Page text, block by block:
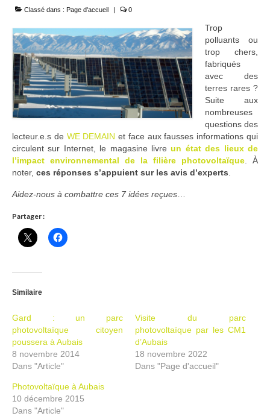
Presse
Adhérer
PROJETS
LE WATT CITOYEN
Parc Photovoltaïque
Structure juridique
Les lettres aux sociétaires
THEMATIQUES
Mobilité
ASTRONOMIE
ARCHIVES
CONTACT
Classé dans : Page d'accueil | 0
Trop
polluants ou
trop chers,
fabriqués
avec des
terres rares ?
Suite aux
nombreuses
questions des
lecteur.e.s de WE DEMAIN et face aux fausses informations qui
circulent sur Internet, le magasine livreun état des lieux de
l’impact environnemental de la filière photovoltaïque . À
noter, ces réponses s’appuient sur les avis d’experts
Aidez-nous à combattre ces 7 idées reçues
Partager :
Similaire
Gard : un parc
photovoltaïque citoyen
poussera à Aubais
8 novembre 2014
Dans "Article"
Visite du parc
photovoltaïque par les CM1
d’Aubais
18 novembre 2022
Dans "Page d'accueil"
Photovoltaïque à Aubais
10 décembre 2015
Dans "Article"